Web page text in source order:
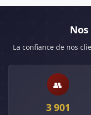
La confiance de nos
👥
3 901